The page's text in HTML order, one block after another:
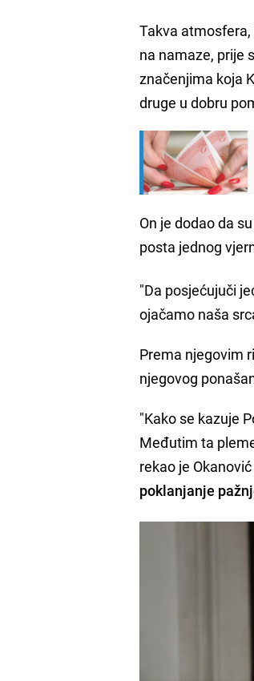
Takva
na namaze, prije
značenjima koja
druge u dobru
On je dodao da su
posta jednog
"Da posjećujuči
ojačamo naša
Prema njegovim
njegovog
"Kako se kazuje
Međutim ta
rekao je
poklanjanje